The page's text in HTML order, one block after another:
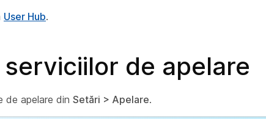
User Hub.
de apelare
de apelare din Setări > Apelare.